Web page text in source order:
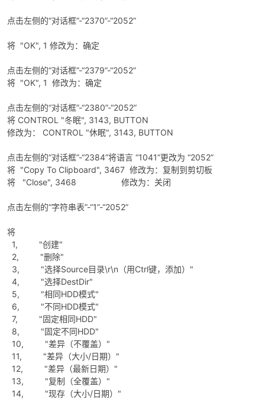
点击左侧的“对话框”-“2370”-“2052”
将 "OK", 1 修改为：确定
点击左侧的“对话框”-“2379”-“2052”
将 "OK", 1 修改为：确定
点击左侧的“对话框”-“2380”-“2052”
将 CONTROL "冬眠", 3143, BUTTON
修改为： CONTROL "休眠", 3143, BUTTON
点击左侧的“对话框”-“2384”将语言 “1041”更改为 “2052”
将 "Copy To Clipboard", 3467 修改为：复制到剪切板
将 "Close", 3468 修改为：关闭
点击左侧的“字符串表”-“1”-“2052”
将
1, "创建"
2, "删除"
3, "选择Source目录\r\n（用Ctrl键，添加）"
4, "选择DestDir"
5, "相同HDD模式"
6, "不同HDD模式"
7, "固定相同HDD"
8, "固定不同HDD"
10, "差异（不覆盖）"
11, "差异（大小/日期）"
12, "差异（最新日期）"
13, "复制（全覆盖）"
14, "现存（大小/日期）"